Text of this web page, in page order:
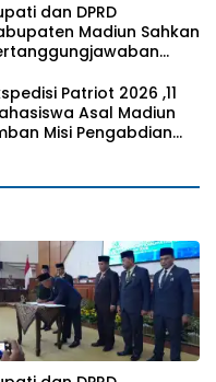
dan DPRD
Madiun Sahkan
Resmi Dilantik
Patriot 2026 ,11
Asal Madiun
Misi Pengabdian